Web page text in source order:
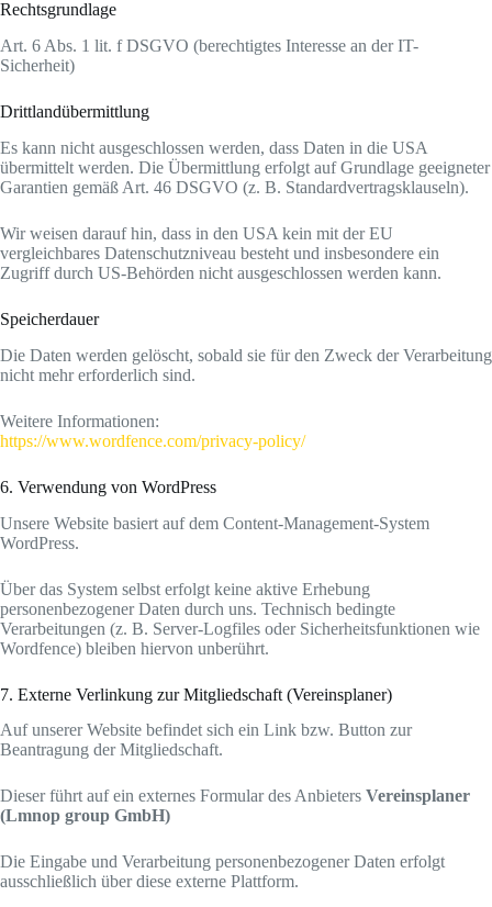
Rechtsgrundlage
Art. 6 Abs. 1 lit. f DSGVO (berechtigtes Interesse an der IT-
Sicherheit)
Drittlandübermittlung
Es kann nicht ausgeschlossen werden, dass Daten in die USA
übermittelt werden. Die Übermittlung erfolgt auf Grundlage geeigneter
Garantien gemäß Art. 46 DSGVO (z. B. Standardvertragsklauseln).
Wir weisen darauf hin, dass in den USA kein mit der EU
vergleichbares Datenschutzniveau besteht und insbesondere ein
Zugriff durch US-Behörden nicht ausgeschlossen werden kann.
Speicherdauer
Die Daten werden gelöscht, sobald sie für den Zweck der Verarbeitung
nicht mehr erforderlich sind.
Weitere Informationen:
https://www.wordfence.com/privacy-policy/
6. Verwendung von WordPress
Unsere Website basiert auf dem Content-Management-System
WordPress.
Über das System selbst erfolgt keine aktive Erhebung
personenbezogener Daten durch uns. Technisch bedingte
Verarbeitungen (z. B. Server-Logfiles oder Sicherheitsfunktionen wie
Wordfence) bleiben hiervon unberührt.
7. Externe Verlinkung zur Mitgliedschaft (Vereinsplaner)
Auf unserer Website befindet sich ein Link bzw. Button zur
Beantragung der Mitgliedschaft.
Dieser führt auf ein externes Formular des Anbieters Vereinsplaner
(Lmnop group GmbH)
Die Eingabe und Verarbeitung personenbezogener Daten erfolgt
ausschließlich über diese externe Plattform.